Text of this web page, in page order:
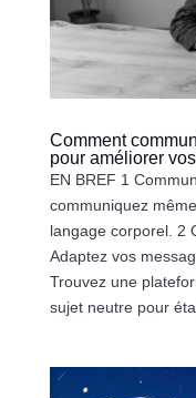
Comment
pour améliorer
EN BREF 1
communiquez
langage corporel. 2
Adaptez vos
Trouvez une
sujet neutre pour